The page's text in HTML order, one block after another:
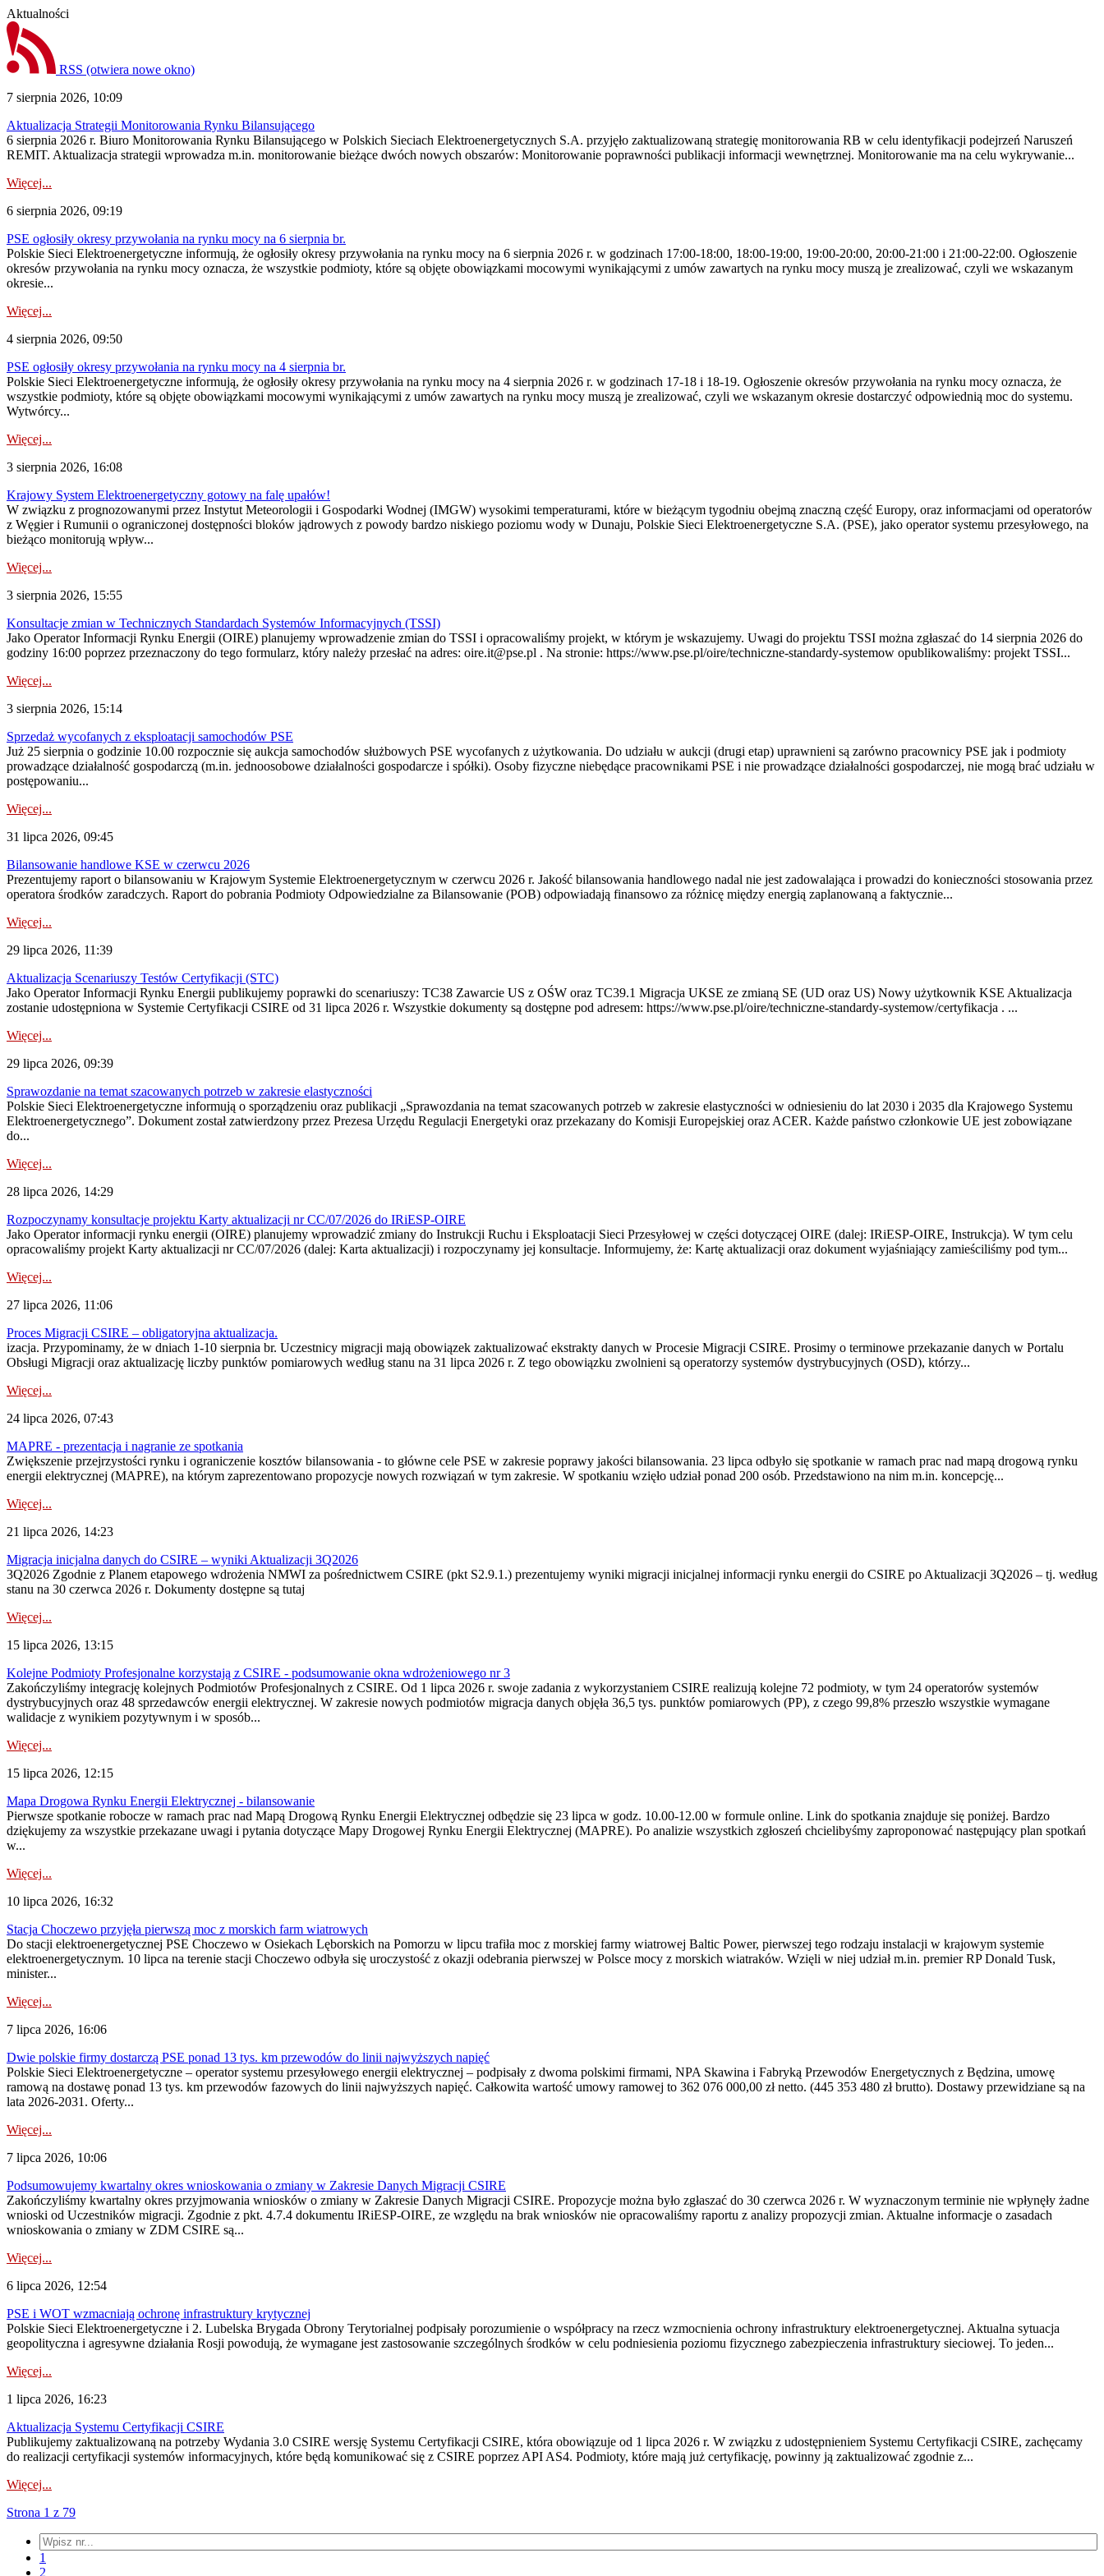
Aktualności
RSS (otwiera nowe okno)
7 sierpnia 2026, 10:09
Aktualizacja Strategii Monitorowania Rynku Bilansującego
6 sierpnia 2026 r. Biuro Monitorowania Rynku Bilansującego w Polskich Sieciach Elektroenergetycznych S.A. przyjęło zaktualizowaną strategię monitorowania RB w celu identyfikacji podejrzeń Naruszeń
REMIT. Aktualizacja strategii wprowadza m.in. monitorowanie bieżące dwóch nowych obszarów: Monitorowanie poprawności publikacji informacji wewnętrznej. Monitorowanie ma na celu wykrywanie...
Więcej...
6 sierpnia 2026, 09:19
PSE ogłosiły okresy przywołania na rynku mocy na 6 sierpnia br.
Polskie Sieci Elektroenergetyczne informują, że ogłosiły okresy przywołania na rynku mocy na 6 sierpnia 2026 r. w godzinach 17:00-18:00, 18:00-19:00, 19:00-20:00, 20:00-21:00 i 21:00-22:00. Ogłoszenie
okresów przywołania na rynku mocy oznacza, że wszystkie podmioty, które są objęte obowiązkami mocowymi wynikającymi z umów zawartych na rynku mocy muszą je zrealizować, czyli we wskazanym
okresie...
Więcej...
4 sierpnia 2026, 09:50
PSE ogłosiły okresy przywołania na rynku mocy na 4 sierpnia br.
Polskie Sieci Elektroenergetyczne informują, że ogłosiły okresy przywołania na rynku mocy na 4 sierpnia 2026 r. w godzinach 17-18 i 18-19. Ogłoszenie okresów przywołania na rynku mocy oznacza, że
wszystkie podmioty, które są objęte obowiązkami mocowymi wynikającymi z umów zawartych na rynku mocy muszą je zrealizować, czyli we wskazanym okresie dostarczyć odpowiednią moc do systemu.
Wytwórcy...
Więcej...
3 sierpnia 2026, 16:08
Krajowy System Elektroenergetyczny gotowy na falę upałów!
W związku z prognozowanymi przez Instytut Meteorologii i Gospodarki Wodnej (IMGW) wysokimi temperaturami, które w bieżącym tygodniu obejmą znaczną część Europy, oraz informacjami od operatorów
z Węgier i Rumunii o ograniczonej dostępności bloków jądrowych z powody bardzo niskiego poziomu wody w Dunaju, Polskie Sieci Elektroenergetyczne S.A. (PSE), jako operator systemu przesyłowego, na
bieżąco monitorują wpływ...
Więcej...
3 sierpnia 2026, 15:55
Konsultacje zmian w Technicznych Standardach Systemów Informacyjnych (TSSI)
Jako Operator Informacji Rynku Energii (OIRE) planujemy wprowadzenie zmian do TSSI i opracowaliśmy projekt, w którym je wskazujemy. Uwagi do projektu TSSI można zgłaszać do 14 sierpnia 2026 do
godziny 16:00 poprzez przeznaczony do tego formularz, który należy przesłać na adres: oire.it@pse.pl . Na stronie: https://www.pse.pl/oire/techniczne-standardy-systemow opublikowaliśmy: projekt TSSI...
Więcej...
3 sierpnia 2026, 15:14
Sprzedaż wycofanych z eksploatacji samochodów PSE
Już 25 sierpnia o godzinie 10.00 rozpocznie się aukcja samochodów służbowych PSE wycofanych z użytkowania. Do udziału w aukcji (drugi etap) uprawnieni są zarówno pracownicy PSE jak i podmioty
prowadzące działalność gospodarczą (m.in. jednoosobowe działalności gospodarcze i spółki). Osoby fizyczne niebędące pracownikami PSE i nie prowadzące działalności gospodarczej, nie mogą brać udziału w
postępowaniu...
Więcej...
31 lipca 2026, 09:45
Bilansowanie handlowe KSE w czerwcu 2026
Prezentujemy raport o bilansowaniu w Krajowym Systemie Elektroenergetycznym w czerwcu 2026 r. Jakość bilansowania handlowego nadal nie jest zadowalająca i prowadzi do konieczności stosowania przez
operatora środków zaradczych. Raport do pobrania Podmioty Odpowiedzialne za Bilansowanie (POB) odpowiadają finansowo za różnicę między energią zaplanowaną a faktycznie...
Więcej...
29 lipca 2026, 11:39
Aktualizacja Scenariuszy Testów Certyfikacji (STC)
Jako Operator Informacji Rynku Energii publikujemy poprawki do scenariuszy: TC38 Zawarcie US z OŚW oraz TC39.1 Migracja UKSE ze zmianą SE (UD oraz US) Nowy użytkownik KSE Aktualizacja
zostanie udostępniona w Systemie Certyfikacji CSIRE od 31 lipca 2026 r. Wszystkie dokumenty są dostępne pod adresem: https://www.pse.pl/oire/techniczne-standardy-systemow/certyfikacja . ...
Więcej...
29 lipca 2026, 09:39
Sprawozdanie na temat szacowanych potrzeb w zakresie elastyczności
Polskie Sieci Elektroenergetyczne informują o sporządzeniu oraz publikacji „Sprawozdania na temat szacowanych potrzeb w zakresie elastyczności w odniesieniu do lat 2030 i 2035 dla Krajowego Systemu
Elektroenergetycznego”. Dokument został zatwierdzony przez Prezesa Urzędu Regulacji Energetyki oraz przekazany do Komisji Europejskiej oraz ACER. Każde państwo członkowie UE jest zobowiązane
do...
Więcej...
28 lipca 2026, 14:29
Rozpoczynamy konsultacje projektu Karty aktualizacji nr CC/07/2026 do IRiESP-OIRE
Jako Operator informacji rynku energii (OIRE) planujemy wprowadzić zmiany do Instrukcji Ruchu i Eksploatacji Sieci Przesyłowej w części dotyczącej OIRE (dalej: IRiESP-OIRE, Instrukcja). W tym celu
opracowaliśmy projekt Karty aktualizacji nr CC/07/2026 (dalej: Karta aktualizacji) i rozpoczynamy jej konsultacje. Informujemy, że: Kartę aktualizacji oraz dokument wyjaśniający zamieściliśmy pod tym...
Więcej...
27 lipca 2026, 11:06
Proces Migracji CSIRE – obligatoryjna aktualizacja.
izacja. Przypominamy, że w dniach 1-10 sierpnia br. Uczestnicy migracji mają obowiązek zaktualizować ekstrakty danych w Procesie Migracji CSIRE. Prosimy o terminowe przekazanie danych w Portalu
Obsługi Migracji oraz aktualizację liczby punktów pomiarowych według stanu na 31 lipca 2026 r. Z tego obowiązku zwolnieni są operatorzy systemów dystrybucyjnych (OSD), którzy...
Więcej...
24 lipca 2026, 07:43
MAPRE - prezentacja i nagranie ze spotkania
Zwiększenie przejrzystości rynku i ograniczenie kosztów bilansowania - to główne cele PSE w zakresie poprawy jakości bilansowania. 23 lipca odbyło się spotkanie w ramach prac nad mapą drogową rynku
energii elektrycznej (MAPRE), na którym zaprezentowano propozycje nowych rozwiązań w tym zakresie. W spotkaniu wzięło udział ponad 200 osób. Przedstawiono na nim m.in. koncepcję...
Więcej...
21 lipca 2026, 14:23
Migracja inicjalna danych do CSIRE – wyniki Aktualizacji 3Q2026
3Q2026 Zgodnie z Planem etapowego wdrożenia NMWI za pośrednictwem CSIRE (pkt S2.9.1.) prezentujemy wyniki migracji inicjalnej informacji rynku energii do CSIRE po Aktualizacji 3Q2026 – tj. według
stanu na 30 czerwca 2026 r. Dokumenty dostępne są tutaj
Więcej...
15 lipca 2026, 13:15
Kolejne Podmioty Profesjonalne korzystają z CSIRE - podsumowanie okna wdrożeniowego nr 3
Zakończyliśmy integrację kolejnych Podmiotów Profesjonalnych z CSIRE. Od 1 lipca 2026 r. swoje zadania z wykorzystaniem CSIRE realizują kolejne 72 podmioty, w tym 24 operatorów systemów
dystrybucyjnych oraz 48 sprzedawców energii elektrycznej. W zakresie nowych podmiotów migracja danych objęła 36,5 tys. punktów pomiarowych (PP), z czego 99,8% przeszło wszystkie wymagane
walidacje z wynikiem pozytywnym i w sposób...
Więcej...
15 lipca 2026, 12:15
Mapa Drogowa Rynku Energii Elektrycznej - bilansowanie
Pierwsze spotkanie robocze w ramach prac nad Mapą Drogową Rynku Energii Elektrycznej odbędzie się 23 lipca w godz. 10.00-12.00 w formule online. Link do spotkania znajduje się poniżej. Bardzo
dziękujemy za wszystkie przekazane uwagi i pytania dotyczące Mapy Drogowej Rynku Energii Elektrycznej (MAPRE). Po analizie wszystkich zgłoszeń chcielibyśmy zaproponować następujący plan spotkań
w...
Więcej...
10 lipca 2026, 16:32
Stacja Choczewo przyjęła pierwszą moc z morskich farm wiatrowych
Do stacji elektroenergetycznej PSE Choczewo w Osiekach Lęborskich na Pomorzu w lipcu trafiła moc z morskiej farmy wiatrowej Baltic Power, pierwszej tego rodzaju instalacji w krajowym systemie
elektroenergetycznym. 10 lipca na terenie stacji Choczewo odbyła się uroczystość z okazji odebrania pierwszej w Polsce mocy z morskich wiatraków. Wzięli w niej udział m.in. premier RP Donald Tusk,
minister...
Więcej...
7 lipca 2026, 16:06
Dwie polskie firmy dostarczą PSE ponad 13 tys. km przewodów do linii najwyższych napięć
Polskie Sieci Elektroenergetyczne – operator systemu przesyłowego energii elektrycznej – podpisały z dwoma polskimi firmami, NPA Skawina i Fabryką Przewodów Energetycznych z Będzina, umowę
ramową na dostawę ponad 13 tys. km przewodów fazowych do linii najwyższych napięć. Całkowita wartość umowy ramowej to 362 076 000,00 zł netto. (445 353 480 zł brutto). Dostawy przewidziane są na
lata 2026-2031. Oferty...
Więcej...
7 lipca 2026, 10:06
Podsumowujemy kwartalny okres wnioskowania o zmiany w Zakresie Danych Migracji CSIRE
Zakończyliśmy kwartalny okres przyjmowania wniosków o zmiany w Zakresie Danych Migracji CSIRE. Propozycje można było zgłaszać do 30 czerwca 2026 r. W wyznaczonym terminie nie wpłynęły żadne
wnioski od Uczestników migracji. Zgodnie z pkt. 4.7.4 dokumentu IRiESP-OIRE, ze względu na brak wniosków nie opracowaliśmy raportu z analizy propozycji zmian. Aktualne informacje o zasadach
wnioskowania o zmiany w ZDM CSIRE są...
Więcej...
6 lipca 2026, 12:54
PSE i WOT wzmacniają ochronę infrastruktury krytycznej
Polskie Sieci Elektroenergetyczne i 2. Lubelska Brygada Obrony Terytorialnej podpisały porozumienie o współpracy na rzecz wzmocnienia ochrony infrastruktury elektroenergetycznej. Aktualna sytuacja
geopolityczna i agresywne działania Rosji powodują, że wymagane jest zastosowanie szczególnych środków w celu podniesienia poziomu fizycznego zabezpieczenia infrastruktury sieciowej. To jeden...
Więcej...
1 lipca 2026, 16:23
Aktualizacja Systemu Certyfikacji CSIRE
Publikujemy zaktualizowaną na potrzeby Wydania 3.0 CSIRE wersję Systemu Certyfikacji CSIRE, która obowiązuje od 1 lipca 2026 r. W związku z udostępnieniem Systemu Certyfikacji CSIRE, zachęcamy
do realizacji certyfikacji systemów informacyjnych, które będą komunikować się z CSIRE poprzez API AS4. Podmioty, które mają już certyfikację, powinny ją zaktualizować zgodnie z...
Więcej...
Strona 1 z 79
1
2